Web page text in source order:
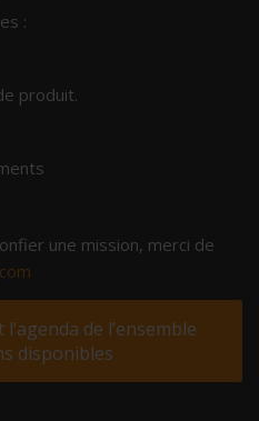
:
produit.
une mission, merci de
de l’ensemble
disponibles